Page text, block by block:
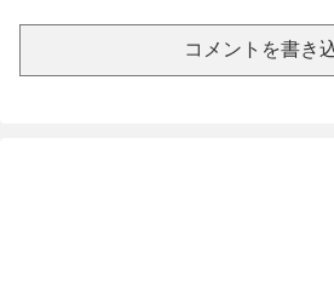
コメントを書き